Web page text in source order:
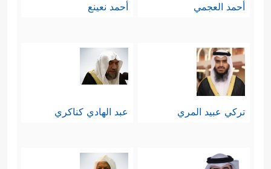
أحمد العجمي أحمد نعينع
تركي عبيد المري عبد الهادي كناكري